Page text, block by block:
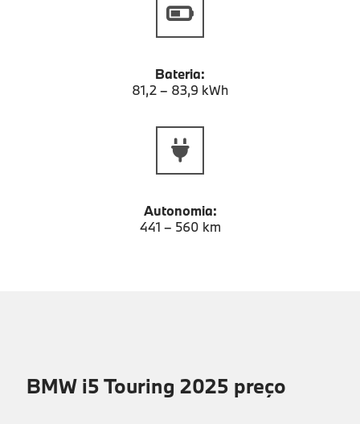
Bateria:
81,2 – 83,9 kWh
Autonomia:
441 – 560 km
BMW i5 Touring 2025 preço